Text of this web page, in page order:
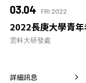
03.04 FRI 2022
2022長庚大學青
雲科大研發處
詳細訊息